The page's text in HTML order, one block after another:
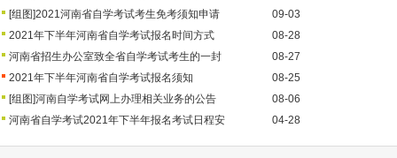
[组图]2021河南省自学考试考生免考须知申请
09-03
2021年下半年河南省自学考试报名时间方式
08-28
河南省招生办公室致全省自学考试考生的一封
08-27
2021年下半年河南省自学考试报名须知
08-25
[组图]河南自学考试网上办理相关业务的公告
08-06
河南省自学考试2021年下半年报名考试日程安
04-28